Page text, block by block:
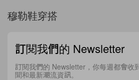
穆勒鞋穿搭
訂閱我們的 Newsletter
訂閱我們的 Newsletter，你每週都會收
聞和最新潮流資訊。